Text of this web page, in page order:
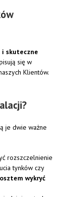
i skuteczne
się w
Klientów.
je dwie ważne
rozszczelnienie
tynków czy
wykryć